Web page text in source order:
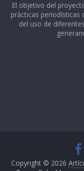
El objetivo del
prácticas
del uso de
Copyright © 2026